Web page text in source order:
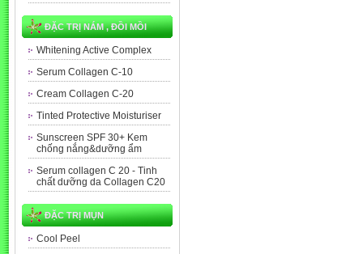
ĐẶC TRỊ NÁM , ĐỒI MỒI
Whitening Active Complex
Serum Collagen C-10
Cream Collagen C-20
Tinted Protective Moisturiser
Sunscreen SPF 30+ Kem
chống nắng&dưỡng ẩm
Serum collagen C 20 - Tinh
chất dưỡng da Collagen C20
ĐẶC TRỊ MỤN
Cool Peel